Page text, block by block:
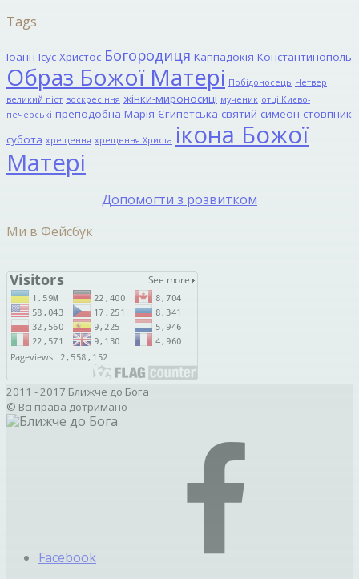
Tags
Іоанн Ісус Христос Богородиця Каппадокія Константинополь
Образ Божої Матері Побідоносець Четвер
великий піст воскресіння жінки-мироносиці мученик отці Києво-
печерські преподобна Марія Єгипетська святий симеон стовпник
субота хрещення хрещення Христа ікона Божої
Матері
Допомогти з розвитком
Ми в Фейсбук
2011 - 2017 Ближче до Бога
© Всі права дотримано
Facebook